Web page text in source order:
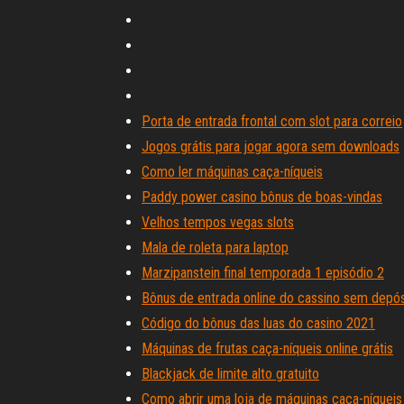
Porta de entrada frontal com slot para correio
Jogos grátis para jogar agora sem downloads
Como ler máquinas caça-níqueis
Paddy power casino bônus de boas-vindas
Velhos tempos vegas slots
Mala de roleta para laptop
Marzipanstein final temporada 1 episódio 2
Bônus de entrada online do cassino sem
Código do bônus das luas do casino 2021
Máquinas de frutas caça-níqueis online grátis
Blackjack de limite alto gratuito
Como abrir uma loja de máquinas caça-níqueis